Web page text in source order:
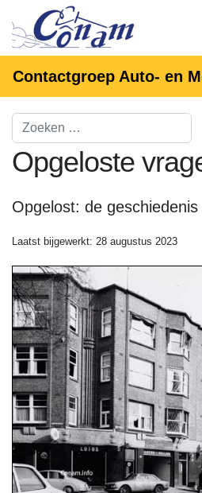
Contactgroep Auto- en
Opgeloste
Opgelost: de
Laatst bijgewerkt: 28 augustus 2023